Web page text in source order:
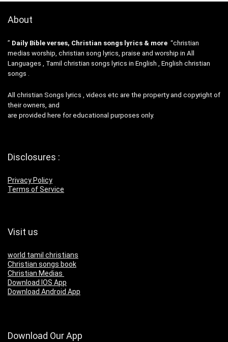
About
” Daily Bible verses, Christian songs lyrics & more “christian
medias worship, christian song lyrics, praise and worship in All
Languages , Tamil christian songs lyrics in English , English christian
songs .
All christian Songs lyrics , videos etc are the property and copyright of
their owners, and
are provided here for educational purposes only.
Disclosures :
Privacy Policy
Terms of Service
Visit us
world tamil christians
Christian songs book
Christian Medias
Download IOS App
Download Android App
Download Our App